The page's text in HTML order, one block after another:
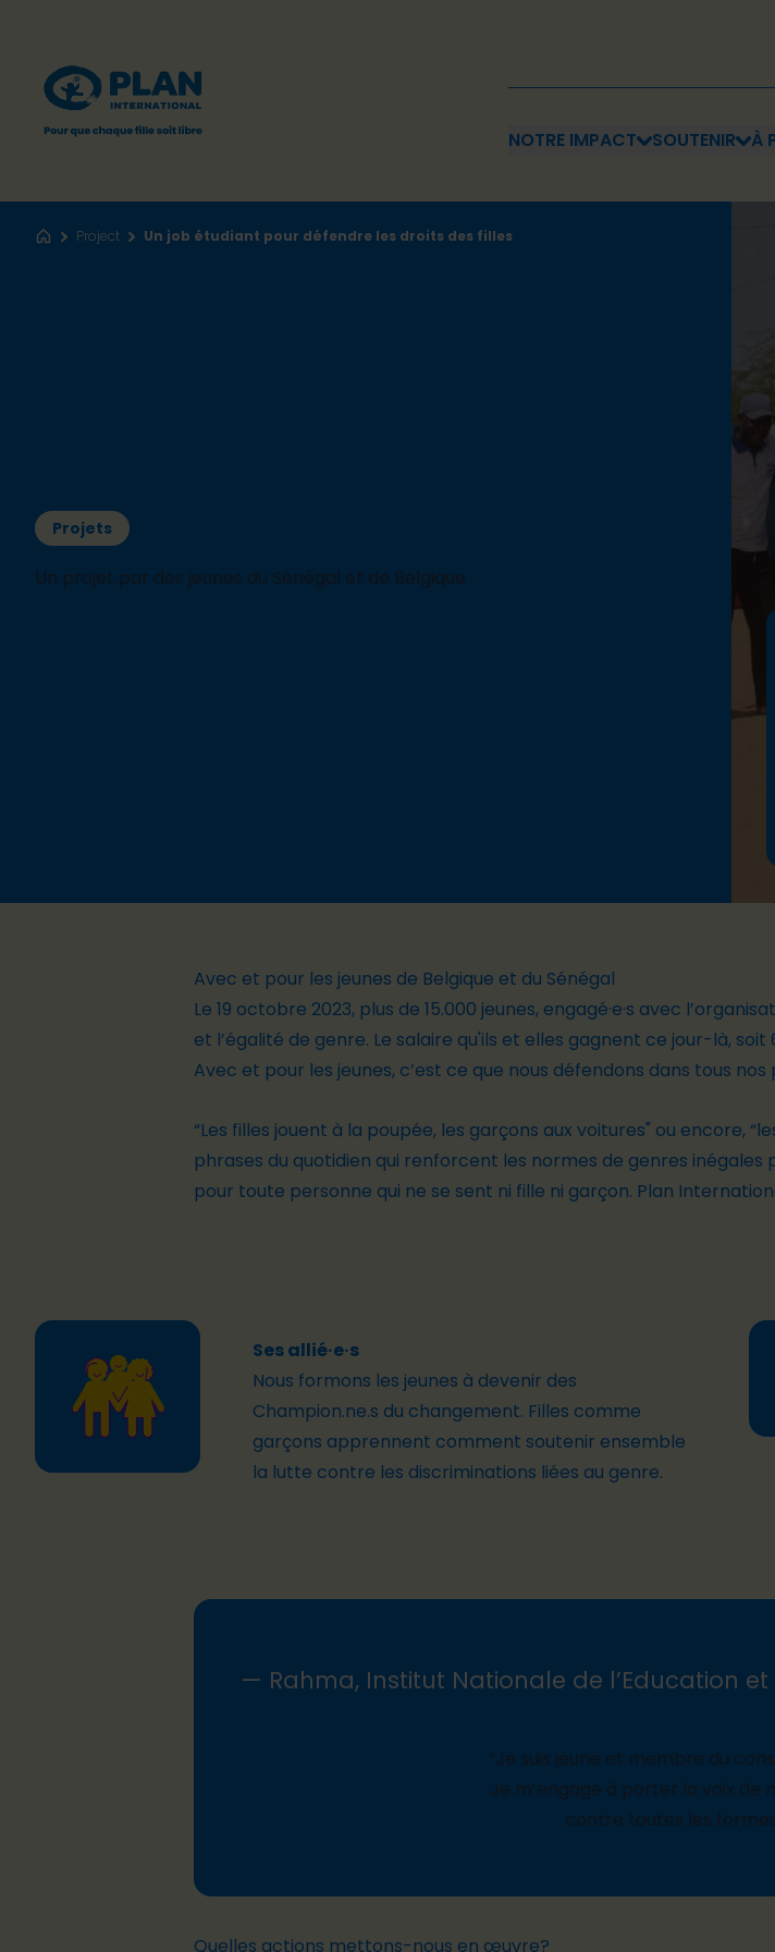
NOTRE IMPACT SOUTENIR À
AccueilProject Un job étudiant pour défendre les droits des filles
Projets
Un projet par des jeunes du Sénégal et de Belgique
Avec et pour les jeunes de Belgique et du Sénégal
Le 19 octobre 2023, plus de 15.000 jeunes, engagé·e·s avec
et l’égalité de genre. Le salaire qu'ils et elles gagnent ce jour-là,
Avec et pour les jeunes, c’est ce que nous défendons dans tous nos
“Les filles jouent à la poupée, les garçons aux voitures" ou encore,
phrases du quotidien qui renforcent les normes de genres
pour toute personne qui ne se sent ni fille ni garçon. Plan
Ses allié·e·s
Nous formons les jeunes à devenir des
Champion.ne.s du changement. Filles comme
garçons apprennent comment soutenir ensemble
la lutte contre les discriminations liées au genre.
— Rahma, Institut Nationale de l’Education
“Je suis jeune et membre du
Je m’engage à porter la voix de
contre toutes les
Quelles actions mettons-nous en œuvre?